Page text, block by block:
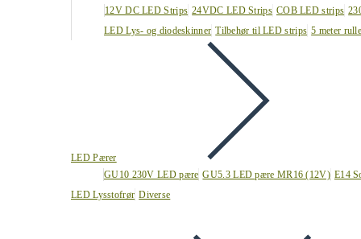
12V DC LED Strips 24VDC LED Strips COB LED strips
LED Lys- og diodeskinner Tilbehør til LED strips 5 meter
LED Pærer
GU10 230V LED pære GU5.3 LED pære MR16 (12V) E14
LED Lysstofrør Diverse